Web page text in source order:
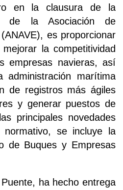
en la clausura de la
de la Asociación de
es proporcionar
la competitividad
empresas navieras, así
administración marítima
de registros más ágiles
y generar puestos de
principales novedades
normativo, se incluye la
de Buques y Empresas
ha hecho entrega